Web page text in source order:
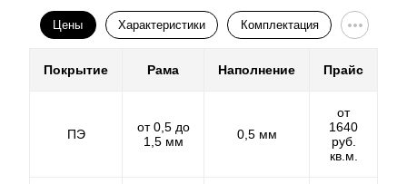
Цены Характеристики Комплектация
Покрытие Рама Наполнение Прайс
ПЭ
от 0,5 до
1,5 мм
0,5 мм
от
1640
руб.
кв.м.